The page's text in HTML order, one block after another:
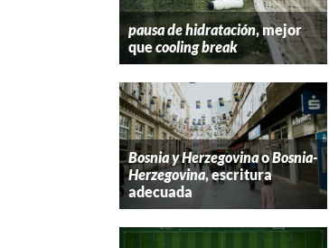
pausa de hidratación, mejor
quecooling break
Bosnia y HerzegovinaoBosnia-
Herzegovina, escritura
adecuada